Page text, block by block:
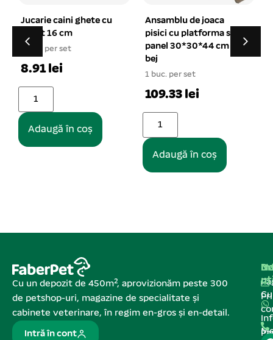
Ansamblu de joaca
pisici cu platforma si
panel 30*30*44 cm
bej
1 buc. per set
109.33 lei
Rucsac transport
animale cu vizor
43*33*27 cm
1 buc. per set
121.11 lei
Cu un depozit de 450m², aprovizionăm peste 300
de petshop-uri, magazine de specialitate și
cabinete veterinare, în regim en-gros și en-detail.
Intră în cont